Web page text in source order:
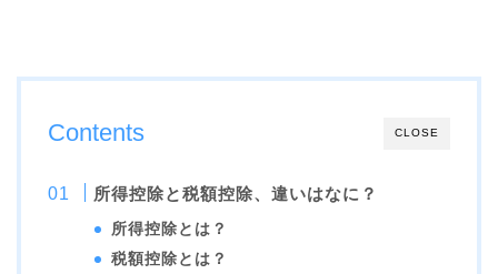
CLOSE
Contents
所得控除と税額控除、違いはなに？
所得控除とは？
税額控除とは？